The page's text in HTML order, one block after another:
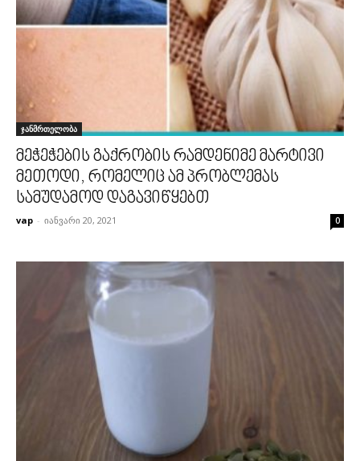
ჯანმრთელობა
მეჭეჭების გაქრობის რამდენიმე მარტივი
მეთოდი, რომელიც ამ პრობლემას
სამუდამოდ დაგავიწყებთ
vap - იანვარი 20, 2021 0